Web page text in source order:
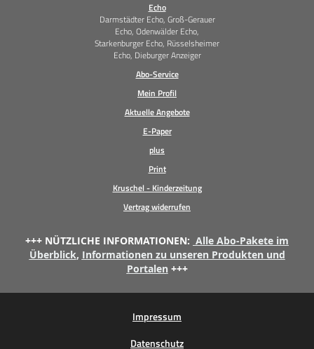
Echo
Darmstädter Echo, Groß-Gerauer
Echo, Odenwälder Echo,
Starkenburger Echo, Rüsselsheimer
Echo, Dieburger Anzeiger
Abo-Service
Mein Profil
Aktuelle Angebote
E-Paper
plus
Print
Kruschel - Kinderzeitung
Vertrag widerrufen
+++ NÜTZLICHE INFORMATIONEN: Alle Abo-Pakete im
Überblick, Informationen zu unseren Produkten und
Portalen +++
Impressum
Datenschutz